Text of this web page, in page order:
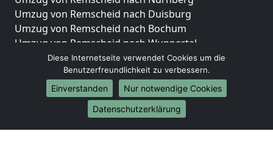
Umzug von Remscheid nach Duisburg
Umzug von Remscheid nach Bochum
Umzug von Remscheid nach Wuppertal
Umzug von Remscheid nach Bielefeld
Umzug von Remscheid nach Bonn
Umzug von Remscheid nach Münster
Internationale-Umzüge
Umzug von Remscheid nach Brasilien
Diese Internetseite verwendet Cookies um die
Benutzerfreundlichkeit zu verbessern.
Einverstanden
Nur notwendige Cookies
Datenschutzerklärung